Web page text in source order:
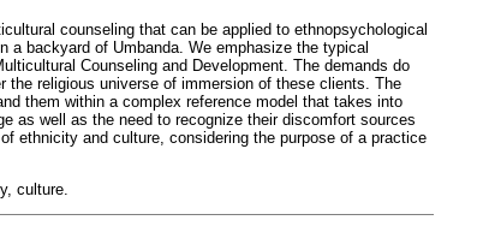
counseling that can be applied to ethnopsychological
backyard of Umbanda. We emphasize the typical
Counseling and Development. The demands do
religious universe of immersion of these clients. The
them within a complex reference model that takes into
as well as the need to recognize their discomfort sources
ethnicity and culture, considering the purpose of a practice
culture.